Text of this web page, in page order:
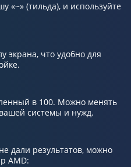
«~» (тильда), и используйте
экрана, что удобно для
в 100. Можно менять
системы и нужд.
дали результатов, можно
AMD: